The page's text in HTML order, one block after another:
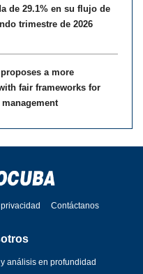
de 29.1% en su flujo de
trimestre de 2026
a more
fair frameworks for
Contáctanos
análisis en profundidad